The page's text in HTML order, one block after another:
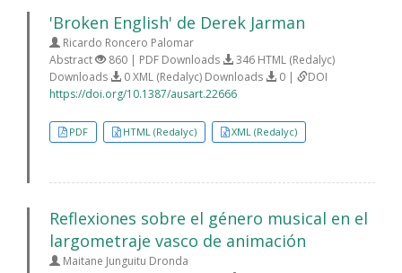
'Broken English' de Derek Jarman
Ricardo Roncero Palomar
Abstract
860 | PDF Downloads
346 HTML (Redalyc)
Downloads
0 XML (Redalyc) Downloads 0 |
DOI
https://doi.org/10.1387/ausart.22666
PDF HTML (Redalyc) XML (Redalyc)
Reflexiones sobre el género musical en el
largometraje vasco de animación
Maitane Junguitu Dronda